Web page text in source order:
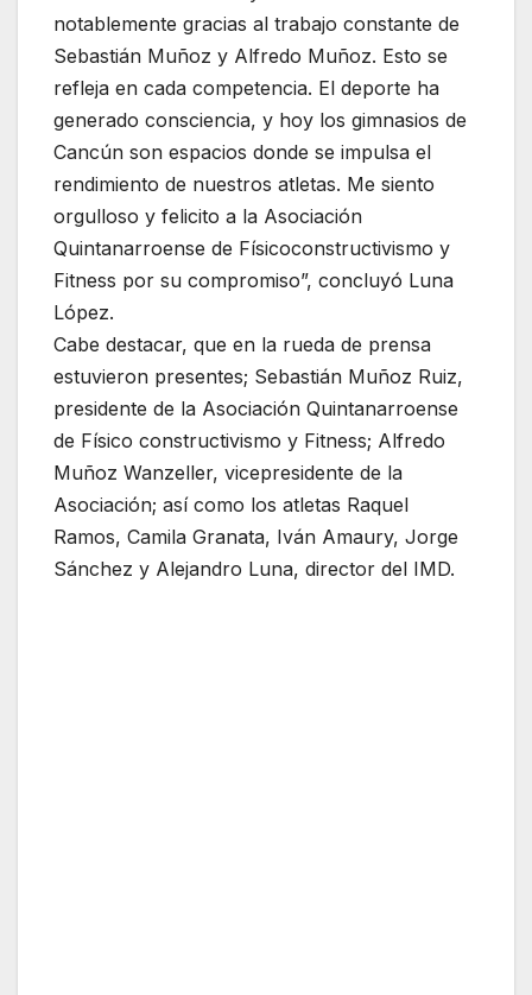
notablemente gracias al trabajo constante de
Sebastián Muñoz y Alfredo Muñoz. Esto se
refleja en cada competencia. El deporte ha
generado consciencia, y hoy los gimnasios de
Cancún son espacios donde se impulsa el
rendimiento de nuestros atletas. Me siento
orgulloso y felicito a la Asociación
Quintanarroense de Físicoconstructivismo y
Fitness por su compromiso”, concluyó Luna
López.
Cabe destacar, que en la rueda de prensa
estuvieron presentes; Sebastián Muñoz Ruiz,
presidente de la Asociación Quintanarroense
de Físico constructivismo y Fitness; Alfredo
Muñoz Wanzeller, vicepresidente de la
Asociación; así como los atletas Raquel
Ramos, Camila Granata, Iván Amaury, Jorge
Sánchez y Alejandro Luna, director del IMD.